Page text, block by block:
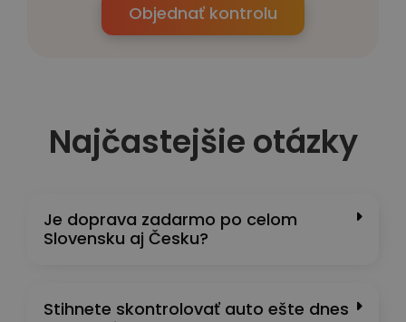
Objednať kontrolu
Najčastejšie otázky
Je doprava zadarmo po celom
Slovensku aj Česku?
Stihnete skontrolovať auto ešte dnes